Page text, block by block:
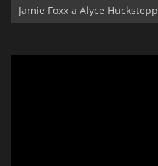
Jamie Foxx a Alyce Huckstepp